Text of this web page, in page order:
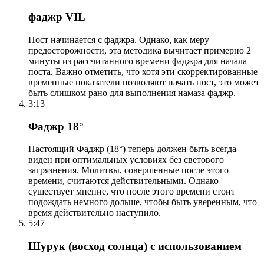
фаджр VIL
Пост начинается с фаджра. Однако, как меру
предосторожности, эта методика вычитает примерно 2
минуты из рассчитанного времени фаджра для начала
поста. Важно отметить, что хотя эти скорректированные
временные показатели позволяют начать пост, это может
быть слишком рано для выполнения намаза фаджр.
3:13
Фаджр 18°
Настоящий Фаджр (18°) теперь должен быть всегда
виден при оптимальных условиях без светового
загрязнения. Молитвы, совершенные после этого
времени, считаются действительными. Однако
существует мнение, что после этого времени стоит
подождать немного дольше, чтобы быть уверенным, что
время действительно наступило.
5:47
Шурук (восход солнца) с использованием